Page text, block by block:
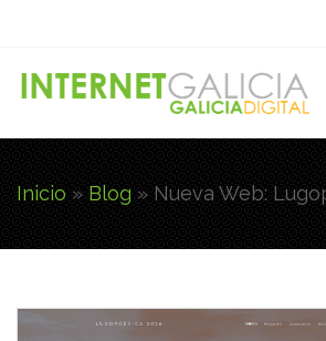
Usted está aquí
Inicio » Blog » Nueva Web: